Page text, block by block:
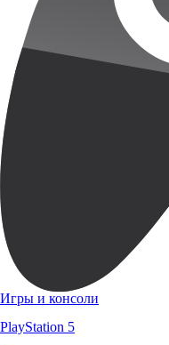
Игры и консоли
PlayStation 5